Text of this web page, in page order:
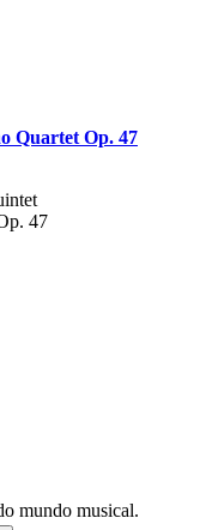
Quartet Op. 47
mundo musical.